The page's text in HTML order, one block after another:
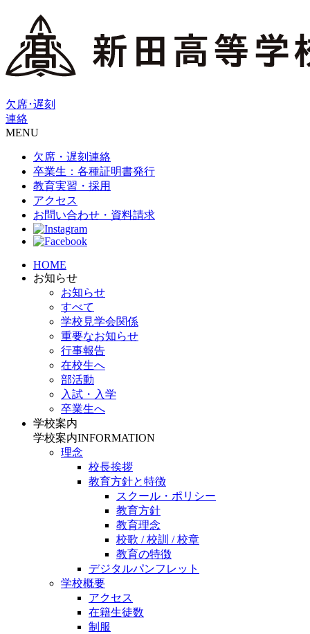
欠席･遅刻
連絡
MENU
欠席・遅刻連絡
卒業生：各種証明書発行
教育実習・採用
アクセス
お問い合わせ・資料請求
HOME
お知らせ
お知らせ
すべて
学校見学会関係
重要なお知らせ
行事報告
在校生へ
部活動
入試・入学
卒業生へ
学校案内
学校案内INFORMATION
理念
校長挨拶
教育方針と特徴
スクール・ポリシー
教育方針
教育理念
校歌 / 校訓 / 校章
教育の特徴
デジタルパンフレット
学校概要
アクセス
在籍生徒数
制服